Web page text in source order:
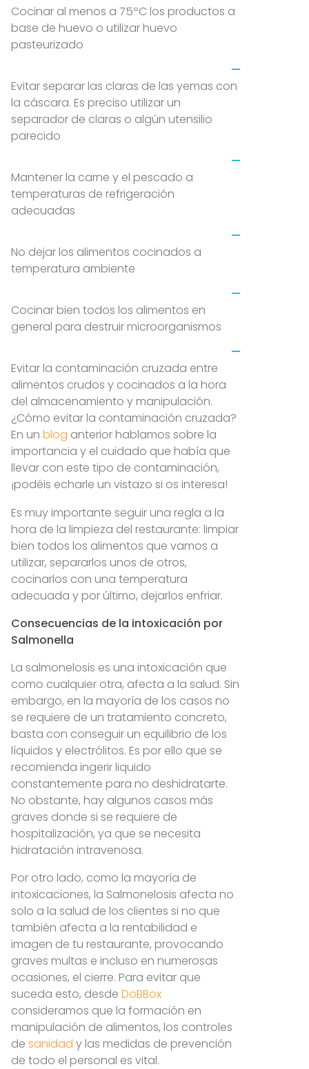
Cocinar al menos a 75ºC los productos a
base de huevo o utilizar huevo
pasteurizado
Evitar separar las claras de las yemas con
la cáscara. Es preciso utilizar un
separador de claras o algún utensilio
parecido
Mantener la carne y el pescado a
temperaturas de refrigeración
adecuadas
No dejar los alimentos cocinados a
temperatura ambiente
Cocinar bien todos los alimentos en
general para destruir microorganismos
Evitar la contaminación cruzada entre
alimentos crudos y cocinados a la hora
del almacenamiento y manipulación.
¿Cómo evitar la contaminación cruzada?
En unblog anterior hablamos sobre la
importancia y el cuidado que había que
llevar con este tipo de contaminación,
¡podéis echarle un vistazo si os interesa!
Es muy importante seguir una regla a la
hora de la limpieza del restaurante: limpiar
bien todos los alimentos que vamos a
utilizar, separarlos unos de otros,
cocinarlos con una temperatura
adecuada y por último, dejarlos enfriar.
Consecuencias de la intoxicación por
Salmonella
La salmonelosis es una intoxicación que
como cualquier otra, afecta a la salud. Sin
embargo, en la mayoría de los casos no
se requiere de un tratamiento concreto,
basta con conseguir un equilibrio de los
líquidos y electrólitos. Es por ello que se
recomienda ingerir liquido
constantemente para no deshidratarte.
No obstante, hay algunos casos más
graves donde si se requiere de
hospitalización, ya que se necesita
hidratación intravenosa.
Por otro lado, como la mayoría de
intoxicaciones, la Salmonelosis afecta no
solo a la salud de los clientes si no que
también afecta a la rentabilidad e
imagen de tu restaurante, provocando
graves multas e incluso en numerosas
ocasiones, el cierre. Para evitar que
suceda esto, desdeDoBBox
consideramos que la formación en
manipulación de alimentos, los controles
desanidad y las medidas de prevención
de todo el personal es vital.